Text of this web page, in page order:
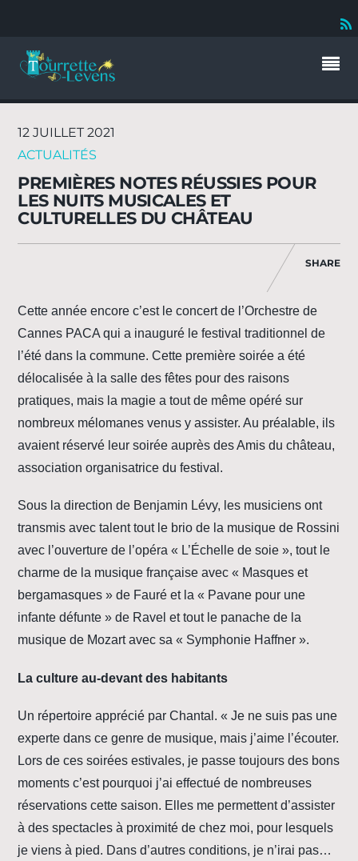
12 JUILLET 2021
ACTUALITÉS
PREMIÈRES NOTES RÉUSSIES POUR
LES NUITS MUSICALES ET
CULTURELLES DU CHÂTEAU
SHARE
Cette année encore c’est le concert de l’Orchestre de
Cannes PACA qui a inauguré le festival traditionnel de
l’été dans la commune. Cette première soirée a été
délocalisée à la salle des fêtes pour des raisons
pratiques, mais la magie a tout de même opéré sur
nombreux mélomanes venus y assister. Au préalable, ils
avaient réservé leur soirée auprès des Amis du château,
association organisatrice du festival.
Sous la direction de Benjamin Lévy, les musiciens ont
transmis avec talent tout le brio de la musique de Rossini
avec l’ouverture de l’opéra « L’Échelle de soie », tout le
charme de la musique française avec « Masques et
bergamasques » de Fauré et la « Pavane pour une
infante défunte » de Ravel et tout le panache de la
musique de Mozart avec sa « Symphonie Haffner ».
La culture au-devant des habitants
Un répertoire apprécié par Chantal. « Je ne suis pas une
experte dans ce genre de musique, mais j’aime l’écouter.
Lors de ces soirées estivales, je passe toujours des bons
moments c’est pourquoi j’ai effectué de nombreuses
réservations cette saison. Elles me permettent d’assister
à des spectacles à proximité de chez moi, pour lesquels
je viens à pied. Dans d’autres conditions, je n’irai pas…